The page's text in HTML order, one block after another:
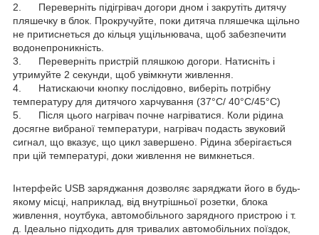
2. Переверніть підігрівач догори дном і закрутіть дитячу
пляшечку в блок. Прокручуйте, поки дитяча пляшечка щільно
не притиснеться до кільця ущільнювача, щоб забезпечити
водонепроникність.
3. Переверніть пристрій пляшкою догори. Натисніть і
утримуйте 2 секунди, щоб увімкнути живлення.
4. Натискаючи кнопку послідовно, виберіть потрібну
температуру для дитячого харчування (37°C/ 40°C/45°C)
5. Після цього нагрівач почне нагріватися. Коли рідина
досягне вибраної температури, нагрівач подасть звуковий
сигнал, що вказує, що цикл завершено. Рідина зберігається
при цій температурі, доки живлення не вимкнеться.
Інтерфейс USB заряджання дозволяє заряджати його в будь-
якому місці, наприклад, від внутрішньої розетки, блока
живлення, ноутбука, автомобільного зарядного пристрою і т.
д. Ідеально підходить для тривалих автомобільних поїздок,